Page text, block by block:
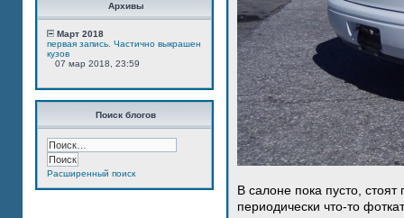
Архивы
Март 2018
первая запись. Частично выкрашен
кузов
07 мар 2018, 23:59
Поиск блогов
Расширенный поиск
В салоне пока пусто,
периодически что-то